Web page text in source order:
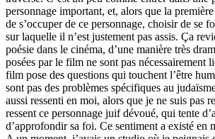
personnage important, et, alors que la
de sʼoccuper de ce personnage, choisir de se
sur laquelle il nʼest justement pas assis. Ça
poésie dans le cinéma, dʼune manière très
posées par le film ne sont pas nécessairement
film pose des questions qui touchent lʼêtre
sont pas des problèmes spécifiques au
aussi ressenti en moi, alors que je ne suis pas
ressent ce personnage juif dévoué, qui tente
dʼapprofondir sa foi. Ce sentiment a existé en